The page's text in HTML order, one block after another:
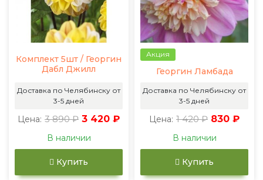
Комплект 5шт / Георгин
Дабл Джилл
Доставка по Челябинску от
3-5 дней
Цена: 3 890 ₽ 3 420 ₽
В наличии
Купить
Акция
Георгин Ламбада
Доставка по Челябинску от
3-5 дней
Цена: 1 420 ₽ 830 ₽
В наличии
Купить